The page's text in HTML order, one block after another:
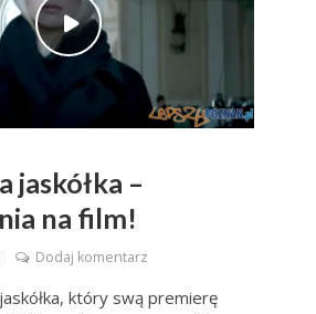
jaskółka –
na film!
Dodaj komentarz
który swą premierę